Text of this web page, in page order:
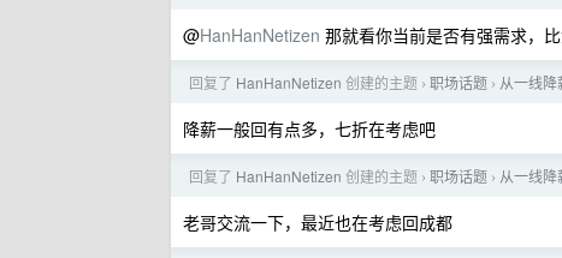
@HanHanNetizen 那就看你当前是否有强需求，
回复了 HanHanNetizen 创建的主题 › 职场话题 › 从一线降
降薪一般回有点多，七折在考虑吧
回复了 HanHanNetizen 创建的主题 › 职场话题 › 从一线降
老哥交流一下，最近也在考虑回成都